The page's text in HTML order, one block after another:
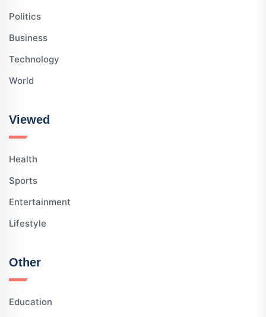
Politics
Business
Technology
World
Viewed
Health
Sports
Entertainment
Lifestyle
Other
Education